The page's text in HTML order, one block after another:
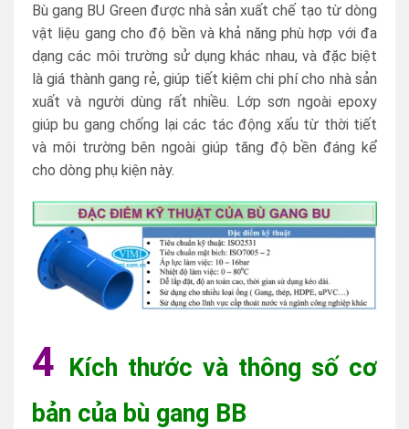
Bù gang BU Green được nhà sản xuất chế tạo từ dòng
vật liệu gang cho độ bền và khả năng phù hợp với đa
dạng các môi trường sử dụng khác nhau, và đặc biệt
là giá thành gang rẻ, giúp tiết kiệm chi phí cho nhà sản
xuất và người dùng rất nhiều. Lớp sơn ngoài epoxy
giúp bu gang chống lại các tác động xấu từ thời tiết
và môi trường bên ngoài giúp tăng độ bền đáng kể
cho dòng phụ kiện này.
4 Kích thước và thông số cơ
bản của bù gang BB